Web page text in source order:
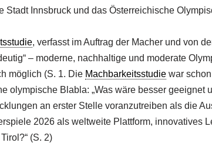
Stadt Innsbruck und das Österreichische
, verfasst im Auftrag der Macher und von
– moderne, nachhaltige und moderate
möglich (S. 1. Die Machbarkeitsstudie war
olympische Blabla: „Was wäre besser geeignet
an erster Stelle voranzutreiben als die
2026 als weltweite Plattform, innovatives
(S. 2)